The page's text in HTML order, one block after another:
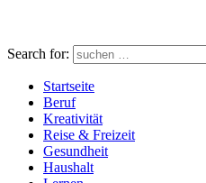
Search for:
Startseite
Beruf
Kreativität
Reise & Freizeit
Gesundheit
Haushalt